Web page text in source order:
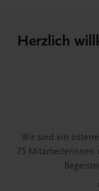
Herzlich
Wir sind ein
75 Mitarbeiterinnen